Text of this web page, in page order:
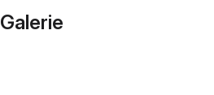
Galerie